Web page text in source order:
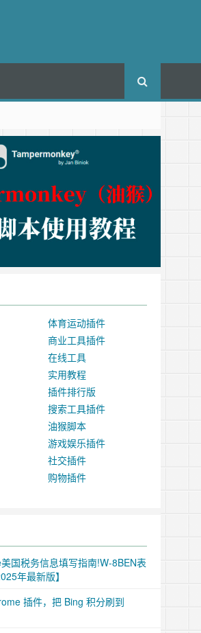
体育运动插件
商业工具插件
在线工具
实用教程
插件排行版
搜索工具插件
油猴脚本
游戏娱乐插件
社交插件
购物插件
国税务信息填写指南!W-8BEN表
年最新版】
插件，把 Bing 积分刷到